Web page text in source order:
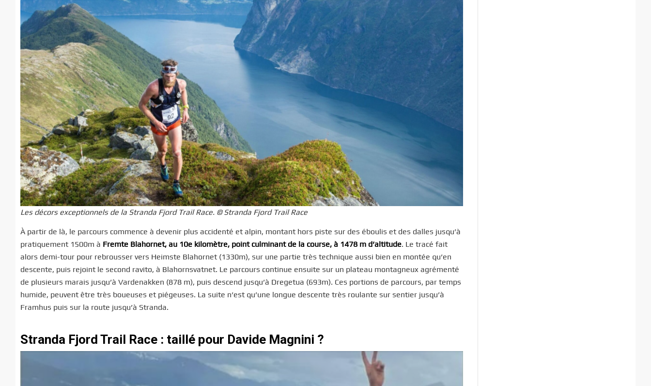
Les décors exceptionnels de la Stranda Fjord Trail Race. © Stranda Fjord Trail Race
À partir de là, le parcours commence à devenir plus accidenté et alpin, montant hors piste sur des éboulis et des dalles jusqu’à
pratiquement 1500m à Fremte Blahornet, au 10e kilomètre, point culminant de la course, à 1478 m d’altitude. Le tracé fait
alors demi-tour pour rebrousser vers Heimste Blahornet (1330m), sur une partie très technique aussi bien en montée qu’en
descente, puis rejoint le second ravito, à Blahornsvatnet. Le parcours continue ensuite sur un plateau montagneux agrémenté
de plusieurs marais jusqu’à Vardenakken (878 m), puis descend jusqu’à Dregetua (693m). Ces portions de parcours, par temps
humide, peuvent être très boueuses et piégeuses. La suite n’est qu’une longue descente très roulante sur sentier jusqu’à
Framhus puis sur la route jusqu’à Stranda.
Stranda Fjord Trail Race : taillé pour Davide Magnini ?